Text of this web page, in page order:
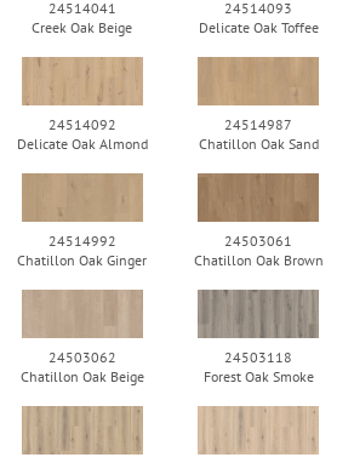
24514041
Creek Oak Beige
24514093
Delicate Oak Toffee
24514092
Delicate Oak Almond
24514987
Chatillon Oak Sand
24514992
Chatillon Oak Ginger
24503061
Chatillon Oak Brown
24503062
Chatillon Oak Beige
24503118
Forest Oak Smoke